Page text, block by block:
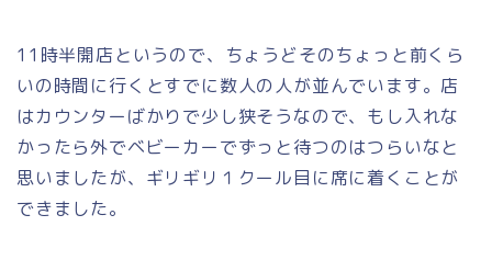
11時半開店というので、ちょうどそのちょっと前くら
いの時間に行くとすでに数人の人が並んでいます。店
はカウンターばかりで少し狭そうなので、もし入れな
かったら外でベビーカーでずっと待つのはつらいなと
思いましたが、ギリギリ１クール目に席に着くことが
できました。